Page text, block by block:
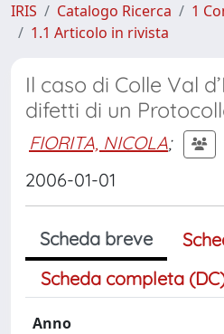
IRIS Catalogo Ricerca
1
1.1 Articolo in rivista
Il caso di Colle Val
difetti di un
FIORITA, NICOLA;
2006-01-01
Scheda breve
Scheda completa
Anno